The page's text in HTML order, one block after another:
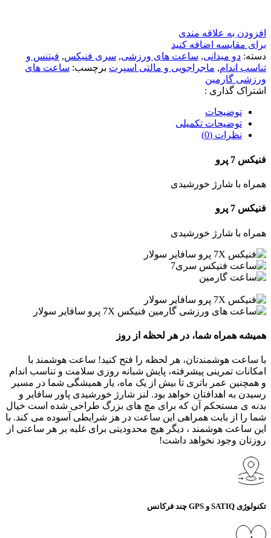
افزودن به علاقه مندی
برای مقایسه اضافه کنید
دسته: دو میدانی, ساعت های ورزشی, سری فنیکس, فیتنس و
تناسب اندام, ماجراجویی و مالتی اسپرت برچسب: ساعت های
ورزشی گارمین
اشتراک گذاری :
توضیحات
توضیحات تکمیلی
نظرات (0)
فنیکس 7 پرو
همراه با شارژ خورشیدی
فنیکس 7 پرو
همراه با شارژ خورشیدی
همیشه همراه شما، در هر لحظه از روز
با ساعت هوشمندتان، هر لحظه را فتح کنید! ساعت هوشمند با
امکانات تمرینی پیشرفته، پایش شبانه روزی سلامت و تناسب اندام
و همچنین عمر باتری تا بیش از یک ماه، یار همیشگی شما در مسیر
رسیدن به اهدافتان خواهد بود. لنز شارژ خورشیدی پاور سافایر و
بدنه ی مستحکم آن که برای مچ های بزرگ طراحی شده است خیال
شما را از بابت همراهی این ساعت در هز شرایطی آسوده می کند. با
این ساعت هوشمند ، دیگر هیچ محدودیتی برای غلبه بر هر ساعتی از
روزتان وجود نخواهد داشت!
تکنولوژی SATIQ و GPS چند فرکانس